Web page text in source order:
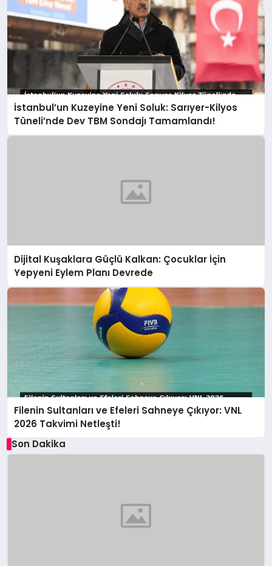
İstanbul’un Kuzeyine Yeni Soluk: Sarıyer-Kilyos
Tüneli’nde Dev TBM Sondajı Tamamlandı!
Dijital Kuşaklara Güçlü Kalkan: Çocuklar İçin
Yepyeni Eylem Planı Devrede
Filenin Sultanları ve Efeleri Sahneye Çıkıyor: VNL
2026 Takvimi Netleşti!
Son Dakika